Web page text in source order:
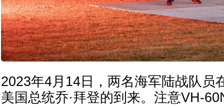
2023年4月14日，两名海军陆战队员
美国总统乔·拜登的到来。注意VH-